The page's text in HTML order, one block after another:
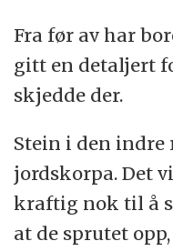
Fra før av har
gitt en detaljert
skjedde der.
Stein i den
jordskorpa. Det
kraftig nok til å
at de sprutet